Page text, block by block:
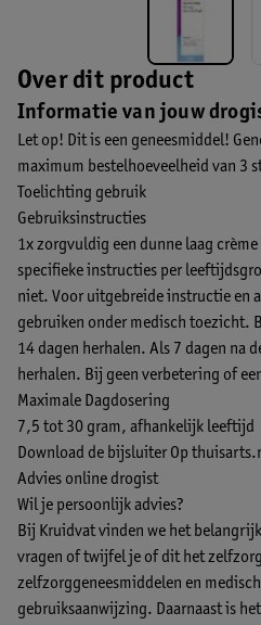
Over dit product
Informatie van jouw
Let op! Dit is een geneesmiddel!
maximum bestelhoeveelheid van 3
Toelichting gebruik
Gebruiksinstructies
1x zorgvuldig een dunne laag
specifieke instructies per
niet. Voor uitgebreide instructie en
gebruiken onder medisch toezicht.
14 dagen herhalen. Als 7 dagen na
herhalen. Bij geen verbetering of
Maximale Dagdosering
7,5 tot 30 gram, afhankelijk leeftijd
Download de bijsluiter Op
Advies online drogist
Wil je persoonlijk advies?
Bij Kruidvat vinden we het
vragen of twijfel je of dit het
zelfzorggeneesmiddelen en
gebruiksaanwijzing. Daarnaast is